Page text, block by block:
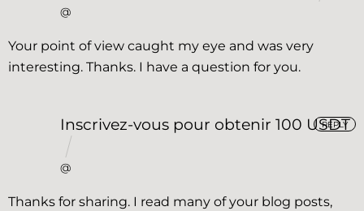
@
Your point of view caught my eye and was very
interesting. Thanks. I have a question for you.
Inscrivez-vous pour obtenir 100 USDT
@
Thanks for sharing. I read many of your blog posts,
REPLY